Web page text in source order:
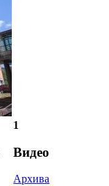
1
Видео
Архива